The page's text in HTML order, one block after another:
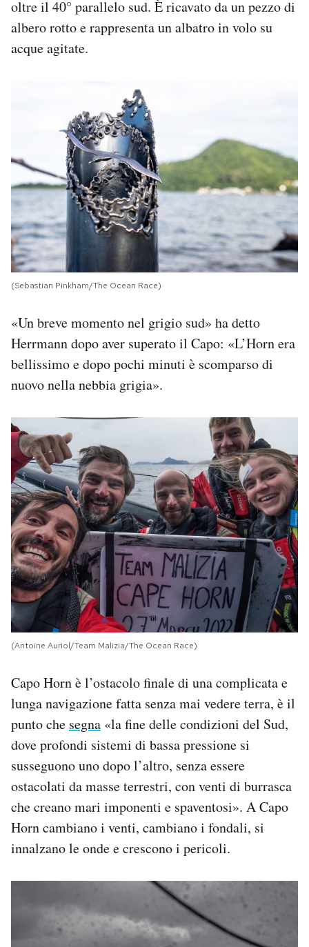
oltre il 40° parallelo sud. È ricavato da un pezzo di
albero rotto e rappresenta un albatro in volo su
acque agitate.
(Sebastian Pinkham/The Ocean Race)
«Un breve momento nel grigio sud» ha detto
Herrmann dopo aver superato il Capo: «L’Horn era
bellissimo e dopo pochi minuti è scomparso di
nuovo nella nebbia grigia».
(Antoine Auriol/Team Malizia/The Ocean Race)
Capo Horn è l’ostacolo finale di una complicata e
lunga navigazione fatta senza mai vedere terra, è il
punto che segna «la fine delle condizioni del Sud,
dove profondi sistemi di bassa pressione si
susseguono uno dopo l’altro, senza essere
ostacolati da masse terrestri, con venti di burrasca
che creano mari imponenti e spaventosi». A Capo
Horn cambiano i venti, cambiano i fondali, si
innalzano le onde e crescono i pericoli.